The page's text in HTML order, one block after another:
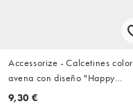
Accessorize - Calcetines color
avena con diseño "Happy
Capybara"
9,30 €